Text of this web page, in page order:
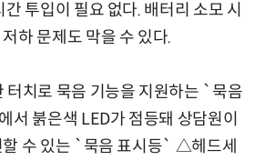
투입이 필요 없다. 배터리 소모 시
하 문제도 막을 수 있다.
치로 묵음 기능을 지원하는 `묵음
붉은색 LED가 점등돼 상담원이
할 수 있는 `묵음 표시등` △헤드세